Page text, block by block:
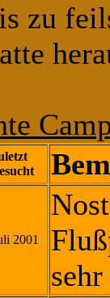
zu
2001